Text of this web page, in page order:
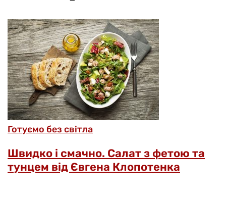
Готуємо без світла
Швидко і смачно. Салат з фетою та
тунцем від Євгена Клопотенка